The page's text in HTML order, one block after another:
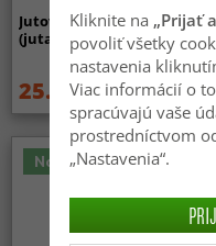
Jutový koberec - Pali
(juta/príroda)
25.99 € 52.99 €
Novinka
Kliknite na „Prijať
povoliť všetky
nastavenia
Viac informácií o
spracúvajú vaše
prostredníctvom
„Nastavenia“.